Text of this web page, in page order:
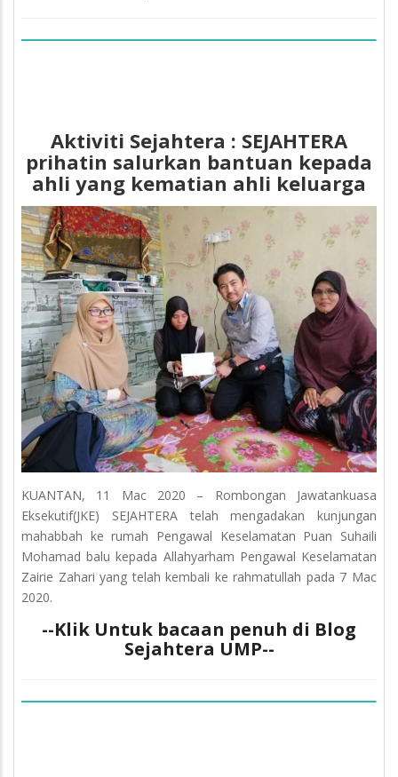
Aktiviti Sejahtera : SEJAHTERA
prihatin salurkan bantuan kepada
ahli yang kematian ahli keluarga
KUANTAN, 11 Mac 2020 – Rombongan Jawatankuasa
Eksekutif(JKE) SEJAHTERA telah mengadakan kunjungan
mahabbah ke rumah Pengawal Keselamatan Puan Suhaili
Mohamad balu kepada Allahyarham Pengawal Keselamatan
Zairie Zahari yang telah kembali ke rahmatullah pada 7 Mac
2020.
--Klik Untuk bacaan penuh di Blog
Sejahtera UMP--